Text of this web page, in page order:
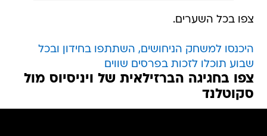
צפו בכל השערים.
היכנסו למשחק הניחושים, השתתפו בחידון ובכל
שבוע תוכלו לזכות בפרסים שווים
צפו בחגיגה הברזילאית של ויניסיוס מול
סקוטלנד